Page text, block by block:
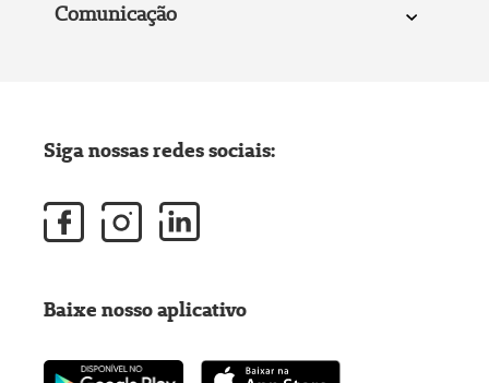
Comunicação
Siga nossas redes sociais:
Baixe nosso aplicativo